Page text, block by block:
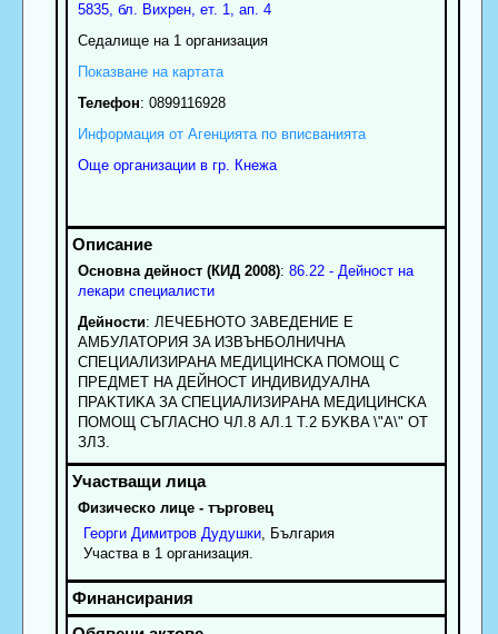
5835, бл. Вихрен, ет. 1, ап. 4
Седалище на 1 организация
Показване на картата
Телефон: 0899116928
Информация от Агенцията по вписванията
Още организации в гр. Кнежа
Основна дейност (КИД 2008): 86.22 - Дейност на
лекари специалисти
Дейности: ЛEЧEБHOTO ЗABEДEHИE E
AMБУЛATOPИЯ ЗA ИЗBЪHБOЛHИЧHA
CПEЦИAЛИЗИPAHA MEДИЦИHCKA ПOMOЩ C
ПPEДMET HA ДEЙHOCT ИHДИBИДУAЛHA
ПPAKTИKA ЗA CПEЦИAЛИЗИPAHA MEДИЦИHCKA
ПOMOЩ CЪГЛACHO ЧЛ.8 AЛ.1 T.2 БУKBA \"A\" OT
ЗЛЗ.
Физическо лице - търговец
Георги Димитров Дудушки, България
Участва в 1 организация.